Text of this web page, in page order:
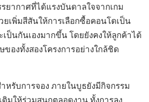
รยากาศที่ได้แรงบันดาลใจจากเกม
ยเพิ่มสีสันให้การเลือกซื้อคอนโดเป็น
เป็นกันเองมากขึ้น โดยยังคงให้ลูกค้าได้
ของทั้งสองโครงการอย่างใกล้ชิด
หรับการจอง ภายในบูธยังมีกิจกรรม
ติมให้ร่วมสนุกตลอดงาน ทั้งการลง